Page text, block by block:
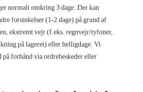
normalt omkring 3 dage. Der kan
forsinkelser (1-2 dage) på grund af
ekstremt vejr (f.eks. regnvejr/tyfoner,
på lageret) eller helligdage. Vi
på forhånd via ordrebeskeder eller